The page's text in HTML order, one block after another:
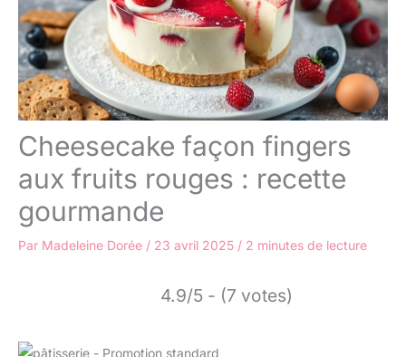
Cheesecake façon fingers
aux fruits rouges : recette
gourmande
Par Madeleine Dorée / 23 avril 2025 / 2 minutes de lecture
4.9/5 - (7 votes)